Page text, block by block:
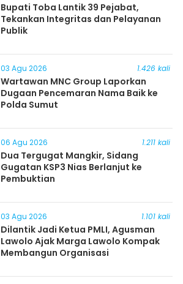
Bupati Toba Lantik 39 Pejabat,
Tekankan Integritas dan Pelayanan
Publik
03 Agu 2026 1.426 kali
Wartawan MNC Group Laporkan
Dugaan Pencemaran Nama Baik ke
Polda Sumut
06 Agu 2026 1.211 kali
Dua Tergugat Mangkir, Sidang
Gugatan KSP3 Nias Berlanjut ke
Pembuktian
03 Agu 2026 1.101 kali
Dilantik Jadi Ketua PMLI, Agusman
Lawolo Ajak Marga Lawolo Kompak
Membangun Organisasi